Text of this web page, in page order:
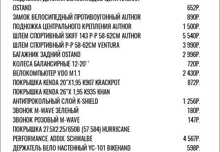
OSTAND
652Р.
ЗАМОК ВЕЛОСИПЕДНЫЙ ПРОТИВОУГОННЫЙ AUTHOR
890Р.
ПОДНОЖКА ЦЕНТРАЛЬНОГО КРЕПЛЕНИЯ AUTHOR
1 500Р.
ШЛЕМ СПОРТИВНЫЙ SKIFF 143 Р-Р 58-62СМ AUTHOR
5 540Р.
ШЛЕМ СПОРТИВНЫЙ Р-Р 58-62СМ VENTURA
3 990Р.
БАГАЖНИК ЗАДНИЙ OSTAND
2 996Р.
КОЛЕСА БАЛАНСИРНЫЕ 12-20''
720Р.
ВЕЛОКОМПЬЮТЕР VDO M1.1
2 430Р.
ПОКРЫШКА KENDA 20"Х1,95 K907 KRACKPOT
872Р.
ПОКРЫШКА KENDA 26"Х 1,95 K935 KHAN
АНТИПРОКОЛЬНЫЙ СЛОЙ K-SHIELD
1 256Р.
ЗВОНОК M-WAVE ЗЕЛЕНЫЙ
180Р.
ЗВОНОК РОЗОВЫЙ M-WAVE
147Р.
ПОКРЫШКА 27.5X2.25/650B (57 584) HURRICANE
PERFORMANCE. ADDIX. SCHWALBE
4 567Р.
ДЕРЖАТЕЛЬ ВЕЛО НАСТЕННЫЙ YC-101 BIKEHAND
598Р.